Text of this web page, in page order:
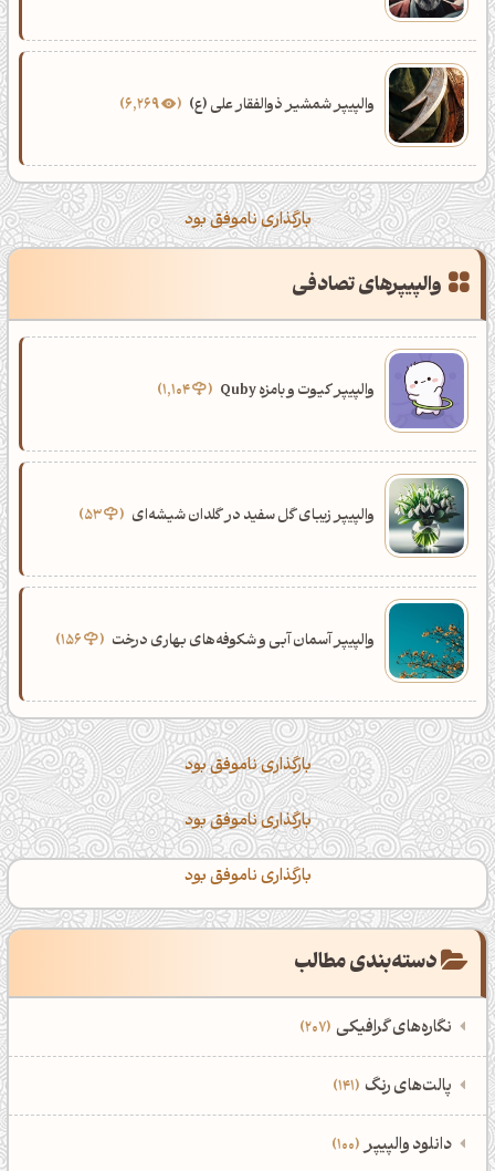
والپیپر شمشیر ذوالفقار علی (ع) 6,269
بارگذاری ناموفق بود
والپیپرهای تصادفی
والپیپر کیوت و بامزه Quby 1,104
والپیپر زیبای گل سفید در گلدان شیشه‌ای 53
والپیپر آسمان آبی و شکوفه‌های بهاری درخت
بارگذاری ناموفق بود
بارگذاری ناموفق بود
بارگذاری ناموفق بود
دسته‌بندی مطالب
نگاره‌های گرافیکی 207
‌همه دسته‌بندی‌های نگاره‌های گرافیکی
نمایش همه نگاره‌ها
‌پالت‌های رنگ 141
‌همه دسته‌بندی‌های پالت‌های رنگ
‌دانلود والپیپر 100
ظهرت بخیر❤️
کپل‌آرت رو دنبال کن!
کانال تلگرام
اینستاگرام
کانال ایــتا